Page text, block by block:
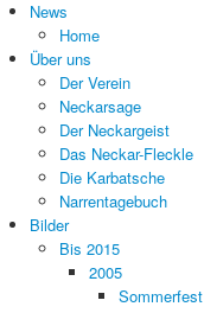
News
Home
Über uns
Der Verein
Neckarsage
Der Neckargeist
Das Neckar-Fleckle
Die Karbatsche
Narrentagebuch
Bilder
Bis 2015
2005
Sommerfest